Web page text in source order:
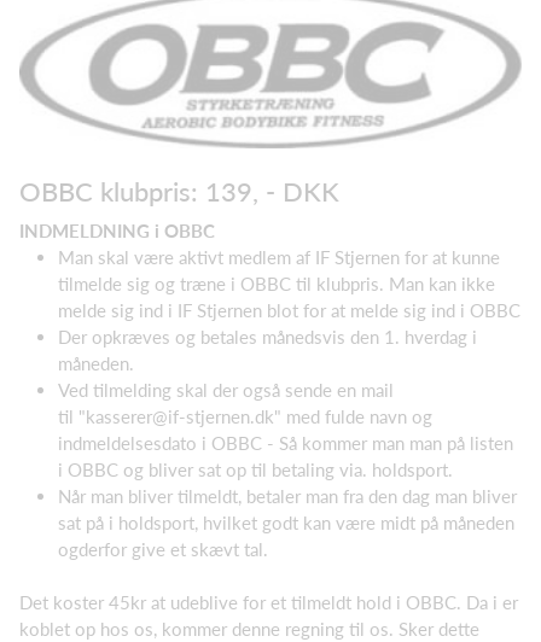
OBBC klubpris: 139, - DKK
INDMELDNING i OBBC
Man skal være aktivt medlem af IF Stjernen for at kunne
tilmelde sig og træne i OBBC til klubpris. Man kan ikke
melde sig ind i IF Stjernen blot for at melde sig ind i OBBC
Der opkræves og betales månedsvis den 1. hverdag i
måneden.
Ved tilmelding skal der også sende en mail
til "kasserer@if-stjernen.dk" med fulde navn og
indmeldelsesdato i OBBC - Så kommer man man på listen
i OBBC og bliver sat op til betaling via. holdsport.
Når man bliver tilmeldt, betaler man fra den dag man bliver
sat på i holdsport, hvilket godt kan være midt på måneden
ogderfor give et skævt tal.
Det koster 45kr at udeblive for et tilmeldt hold i OBBC. Da i er
koblet op hos os, kommer denne regning til os. Sker dette